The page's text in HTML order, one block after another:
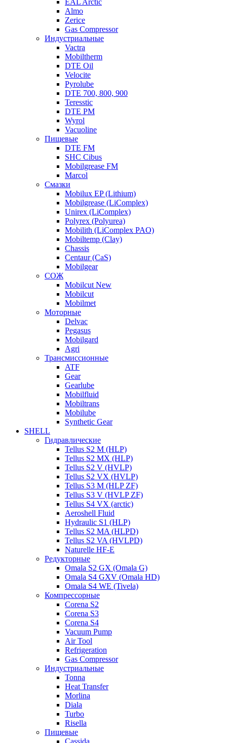
EAL Arctic
Almo
Zerice
Gas Compressor
Индустриальные
Vactra
Mobiltherm
DTE Oil
Velocite
Pyrolube
DTE 700, 800, 900
Teresstic
DTE PM
Wyrol
Vacuoline
Пищевые
DTE FM
SHC Cibus
Mobilgrease FM
Marcol
Смазки
Mobilux EP (Lithium)
Mobilgrease (LiComplex)
Unirex (LiComplex)
Polyrex (Polyurea)
Mobilith (LiComplex PAO)
Mobiltemp (Clay)
Chassis
Centaur (CaS)
Mobilgear
СОЖ
Mobilcut New
Mobilcut
Mobilmet
Моторные
Delvac
Pegasus
Mobilgard
Agri
Трансмиссионные
ATF
Gear
Gearlube
Mobilfluid
Mobiltrans
Mobilube
Synthetic Gear
SHELL
Гидравлические
Tellus S2 M (HLP)
Tellus S2 MХ (HLP)
Tellus S2 V (HVLP)
Tellus S2 VX (HVLP)
Tellus S3 M (HLP ZF)
Tellus S3 V (HVLP ZF)
Tellus S4 VX (arctic)
Aeroshell Fluid
Hydraulic S1 (HLP)
Tellus S2 MA (HLPD)
Tellus S2 VA (HVLPD)
Naturelle HF-E
Редукторные
Omala S2 GX (Omala G)
Omala S4 GXV (Omala HD)
Omala S4 WE (Tivela)
Компрессорные
Corena S2
Corena S3
Corena S4
Vacuum Pump
Air Tool
Refrigeration
Gas Compressor
Индустриальные
Tonna
Heat Transfer
Morlina
Diala
Turbo
Risella
Пищевые
Cassida